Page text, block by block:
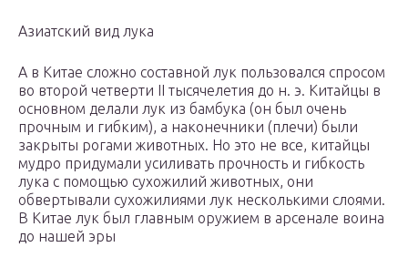
Азиатский вид лука
А в Китае сложно составной лук пользовался спросом
во второй четверти II тысячелетия до н. э. Китайцы в
основном делали лук из бамбука (он был очень
прочным и гибким), а наконечники (плечи) были
закрыты рогами животных. Но это не все, китайцы
мудро придумали усиливать прочность и гибкость
лука с помощью сухожилий животных, они
обвертывали сухожилиями лук несколькими слоями.
В Китае лук был главным оружием в арсенале воина
до нашей эры